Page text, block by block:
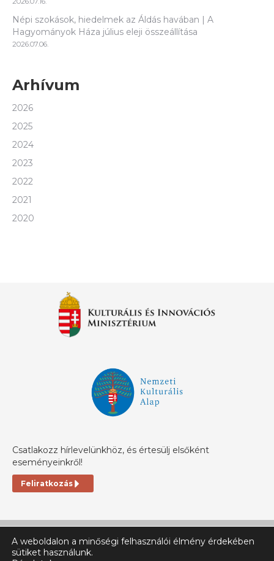
Népi szokások, hiedelmek az Áldás havában | A
Hagyományok Háza július eleji összeállítása
2026.07.06.
Arhívum
2026
2025
2024
2023
2022
2021
2020
Csatlakozz hírlevelünkhöz, és értesülj elsőként
eseményeinkről!
Feliratkozás
A weboldalon a minőségi felhasználói élmény érdekében
sütiket használunk.